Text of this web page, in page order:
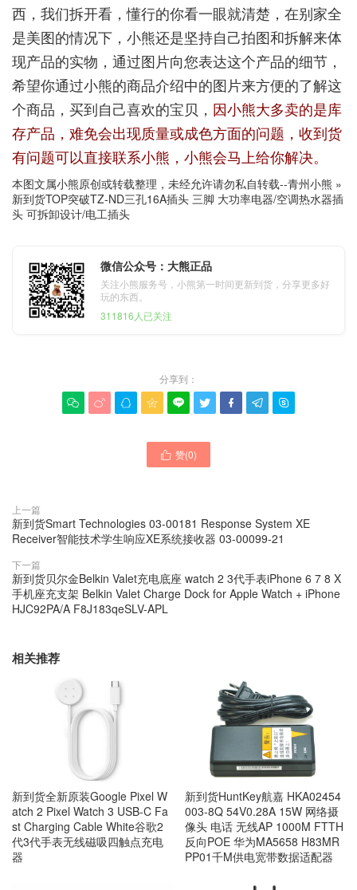
西，我们拆开看，懂行的你看一眼就清楚，在别家全
是美图的情况下，小熊还是坚持自己拍图和拆解来体
现产品的实物，通过图片向您表达这个产品的细节，
希望你通过小熊的商品介绍中的图片来方便的了解这
个商品，买到自己喜欢的宝贝， 因小熊大多卖的是库
存产品，难免会出现质量或成色方面的问题，收到货
有问题可以直接联系小熊，小熊会马上给你解决。
本图文属小熊原创或转载整理，未经允许请勿私自转载--青州小熊 »
新到货TOP突破TZ-ND三孔16A插头 三脚 大功率电器/空调热水器插
头 可拆卸设计/电工插头
微信公众号：大熊正品
关注小熊服务号，小熊第一时间更新到货，分享更多好
玩的东西。
311816人已关注
分享到：
        
 赞(0)
上一篇
新到货Smart Technologies 03-00181 Response System XE
Receiver智能技术学生响应XE系统接收器 03-00099-21
下一篇
新到货贝尔金Belkin Valet充电底座 watch 2 3代手表iPhone 6 7 8 X
手机座充支架 Belkin Valet Charge Dock for Apple Watch + iPhone
HJC92PA/A F8J183qeSLV-APL
相关推荐
新到货全新原装Google Pixel W
atch 2 Pixel Watch 3 USB-C Fa
st Charging Cable White谷歌2
代3代手表无线磁吸四触点充电
器
新到货HuntKey航嘉 HKA02454
003-8Q 54V0.28A 15W 网络摄
像头 电话 无线AP 1000M FTTH
反向POE 华为MA5658 H83MR
PP01千M供电宽带数据适配器